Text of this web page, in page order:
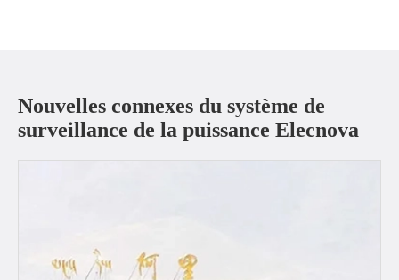
Nouvelles connexes du système de
surveillance de la puissance Elecnova